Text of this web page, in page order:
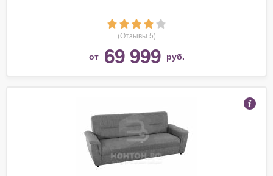
(Отзывы 5)
от 69 999 руб.